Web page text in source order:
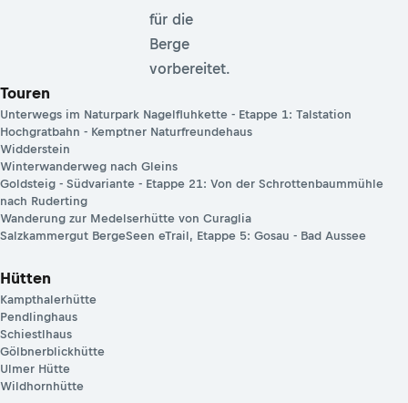
für die
Berge
vorbereitet.
Touren
Unterwegs im Naturpark Nagelfluhkette - Etappe 1: Talstation
Hochgratbahn - Kemptner Naturfreundehaus
Widderstein
Winterwanderweg nach Gleins
Goldsteig - Südvariante - Etappe 21: Von der Schrottenbaummühle
nach Ruderting
Wanderung zur Medelserhütte von Curaglia
Salzkammergut BergeSeen eTrail, Etappe 5: Gosau - Bad Aussee
Hütten
Kampthalerhütte
Pendlinghaus
Schiestlhaus
Gölbnerblickhütte
Ulmer Hütte
Wildhornhütte